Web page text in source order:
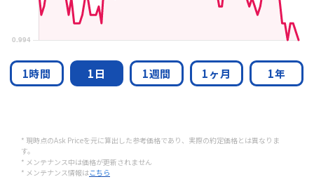
1時間 1日 1週間 1ヶ月 1年
* 現時点のAsk Priceを元に算出した参考価格であり、実際の約定価格とは異なりま
す。
* メンテナンス中は価格が更新されません
* メンテナンス情報はこちら